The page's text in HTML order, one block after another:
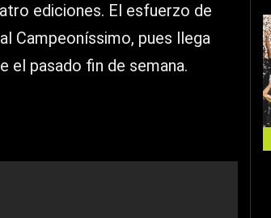
ediciones. El esfuerzo de
Campeoníssimo, pues llega
el pasado fin de semana.